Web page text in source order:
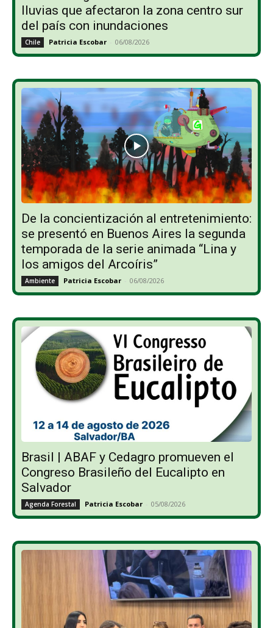
lluvias que afectaron la zona centro sur
del país con inundaciones
Chile Patricia Escobar - 06/08/2026
De la concientización al entretenimiento:
se presentó en Buenos Aires la segunda
temporada de la serie animada “Lina y
los amigos del Arcoíris”
Ambiente Patricia Escobar - 06/08/2026
Brasil | ABAF y Cedagro promueven el
Congreso Brasileño del Eucalipto en
Salvador
Agenda Forestal Patricia Escobar - 05/08/2026